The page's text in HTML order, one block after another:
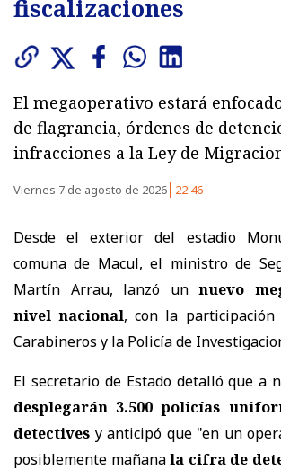
fiscalizaciones
El megaoperativo estará
de flagrancia, órdenes de
infracciones a la Ley de
Viernes 7 de agosto de 2026 22:46
Desde el exterior del estadio
comuna de Macul, el ministro de
Martín Arrau, lanzó un nuevo
nivel nacional, con la participación
Carabineros y la Policía de
El secretario de Estado detalló que a
desplegarán 3.500 policías
detectives y anticipó que "en un
posiblemente mañanala cifra de